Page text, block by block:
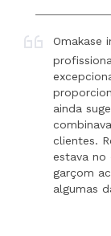
Omakase
ainda
clientes.
estava no
garçom
algumas